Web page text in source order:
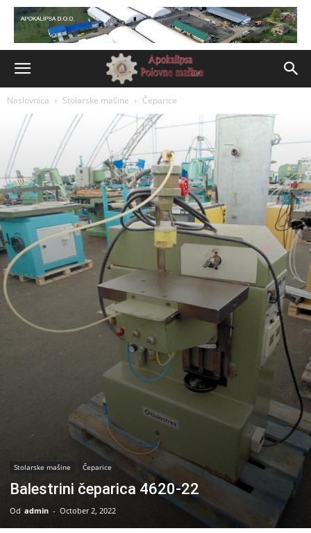
Naslovnica Stolarske mašine Čeparice
Stolarske mašine Čeparice
Balestrini čeparica 4620-22
Od admin - October 2, 2022